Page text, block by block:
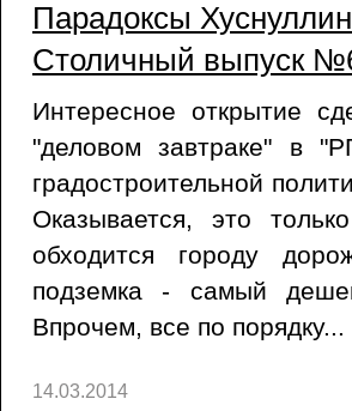
Парадоксы
Столичный выпуск
Интересное открытие
"деловом завтраке" в
градостроительной
Оказывается, это
обходится городу
подземка - самый
Впрочем, все по порядку...
14.03.2014